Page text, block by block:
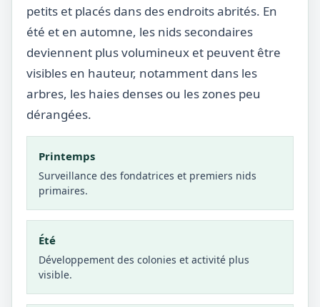
petits et placés dans des endroits abrités. En
été et en automne, les nids secondaires
deviennent plus volumineux et peuvent être
visibles en hauteur, notamment dans les
arbres, les haies denses ou les zones peu
dérangées.
Printemps
Surveillance des fondatrices et premiers nids
primaires.
Été
Développement des colonies et activité plus
visible.